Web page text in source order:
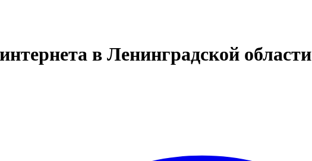
в Ленинградской области